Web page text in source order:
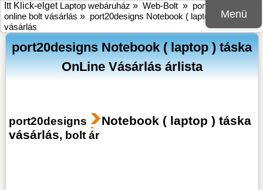
Menü
Itt Klick-elget Laptop webáruház » Web-Bolt » port20designs
online bolt vásárlás » port20designs Notebook ( laptop ) táska
vásárlás
port20designs Notebook ( laptop ) táska
OnLine Vásárlás árlista
port20designs
Notebook ( laptop ) táska
vásárlás, bolt ár